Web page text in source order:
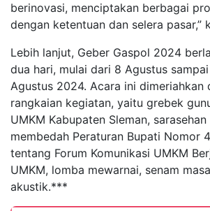
berinovasi, menciptakan berbagai
dengan ketentuan dan selera pasar,”
Lebih lanjut, Geber Gaspol 2024
dua hari, mulai dari 8 Agustus
Agustus 2024. Acara ini dimeriahkan
rangkaian kegiatan, yaitu grebek
UMKM Kabupaten Sleman,
membedah Peraturan Bupati Nomor
tentang Forum Komunikasi UMKM
UMKM, lomba mewarnai, senam
akustik.***